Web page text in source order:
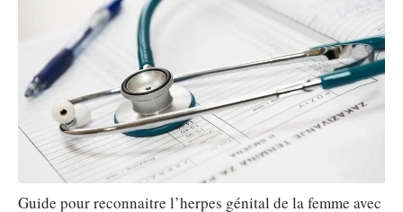
Guide pour reconnaitre l’herpes génital de la femme avec